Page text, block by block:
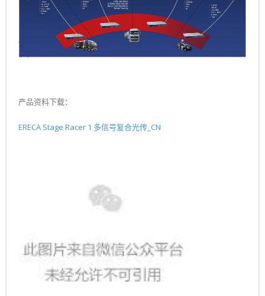
产品资料下载：
ERECA Stage Racer 1 多信号复合光传_CN